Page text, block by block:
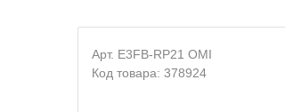
Арт. E3FB-RP21 OMI
Код товара: 378924